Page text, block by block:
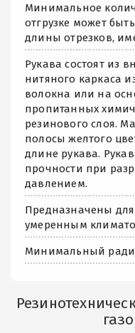
Минимальное
отгрузке может
длины отрезков,
Рукава состоят из
нитяного каркаса
волокна или на
пропитанных
резинового слоя.
полосы желтого
длине рукава.
прочности при
давлением.
Предназначены
умеренным
Минимальный